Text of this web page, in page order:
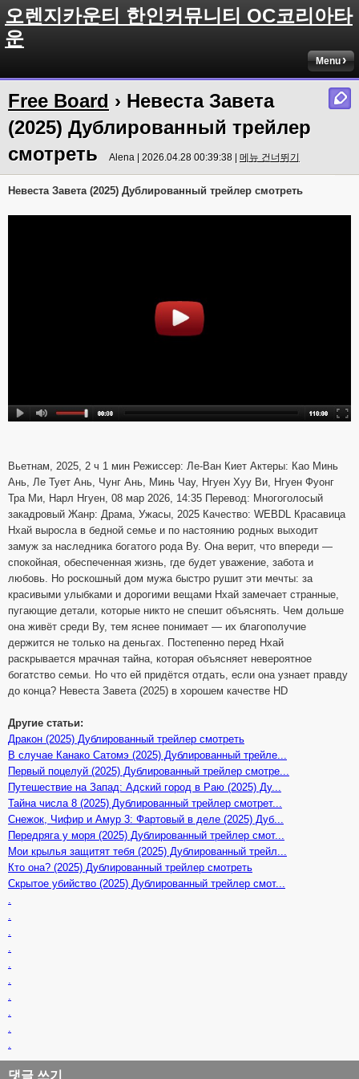
오렌지카운티 한인커뮤니티 OC코리아타
운
Menu
Free Board › Невеста Завета
(2025) Дублированный трейлер
смотреть
Alena | 2026.04.28 00:39:38 | 메뉴 건너뛰기
Невеста Завета (2025) Дублированный трейлер смотреть
Вьетнам, 2025, 2 ч 1 мин Режиссер: Ле-Ван Киет Актеры: Као Минь
Ань, Ле Тует Ань, Чунг Ань, Минь Чау, Нгуен Хуу Ви, Нгуен Фуонг
Тра Ми, Нарл Нгуен, 08 мар 2026, 14:35 Перевод: Многоголосый
закадровый Жанр: Драма, Ужасы, 2025 Качество: WEBDL Красавица
Нхай выросла в бедной семье и по настоянию родных выходит
замуж за наследника богатого рода Ву. Она верит, что впереди —
спокойная, обеспеченная жизнь, где будет уважение, забота и
любовь. Но роскошный дом мужа быстро рушит эти мечты: за
красивыми улыбками и дорогими вещами Нхай замечает странные,
пугающие детали, которые никто не спешит объяснять. Чем дольше
она живёт среди Ву, тем яснее понимает — их благополучие
держится не только на деньгах. Постепенно перед Нхай
раскрывается мрачная тайна, которая объясняет невероятное
богатство семьи. Но что ей придётся отдать, если она узнает правду
до конца? Невеста Завета (2025) в хорошем качестве HD
Другие статьи:
Дракон (2025) Дублированный трейлер смотреть
В случае Канако Сатомэ (2025) Дублированный трейле...
Первый поцелуй (2025) Дублированный трейлер смотре...
Путешествие на Запад: Адский город в Раю (2025) Ду...
Тайна числа 8 (2025) Дублированный трейлер смотрет...
Снежок, Чифир и Амур 3: Фартовый в деле (2025) Дуб...
Передряга у моря (2025) Дублированный трейлер смот...
Мои крылья защитят тебя (2025) Дублированный трейл...
Кто она? (2025) Дублированный трейлер смотреть
Скрытое убийство (2025) Дублированный трейлер смот...
댓글 쓰기